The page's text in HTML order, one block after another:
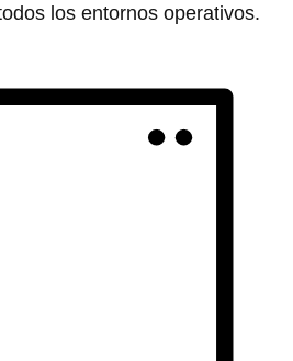
los entornos operativos.